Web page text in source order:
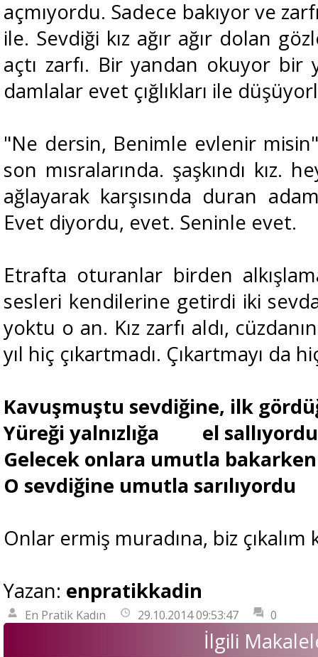
açmıyordu. Sadece bakıyor ve
ile. Sevdiği kız ağır ağır dolan
açtı zarfı. Bir yandan okuyor bir
damlalar evet çığlıkları ile
"Ne dersin, Benimle evlenir
son mısralarında. şaşkındı kız.
ağlayarak karşısında duran
Evet diyordu, evet. Seninle evet.
Etrafta oturanlar birden
sesleri kendilerine getirdi iki
yoktu o an. Kız zarfı aldı,
yıl hiç çıkartmadı. Çıkartmayı da
Kavuşmuştu sevdiğine, ilk
Yüreği yalnızlığa
el sallıyordu
Gelecek onlara umutla bakarken
O sevdiğine umutla sarılıyordu
Onlar ermiş muradına, biz
Yazan: enpratikkadin
En Pratik Kadın 29.10.2014 09:53:47 0
İlgili